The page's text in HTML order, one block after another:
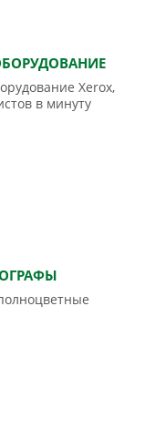
Xerox,
в минуту